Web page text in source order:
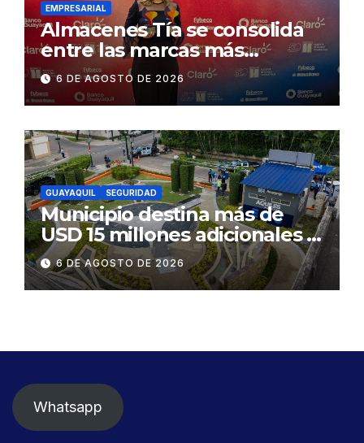
EMPRESARIAL
Almacenes Tía se consolida
entre las marcas más
influyentes del Ecuador
6 DE AGOSTO DE 2026
GUAYAQUIL SEGURIDAD
Municipio destina más de
USD 15 millones adicionales a
SEGURA EP para fortalecer la
seguridad ciudadana
6 DE AGOSTO DE 2026
Whatsapp